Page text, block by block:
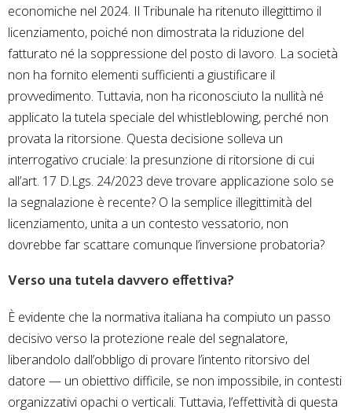
economiche nel 2024. Il Tribunale ha ritenuto illegittimo il
licenziamento, poiché non dimostrata la riduzione del
fatturato né la soppressione del posto di lavoro. La società
non ha fornito elementi sufficienti a giustificare il
provvedimento. Tuttavia, non ha riconosciuto la nullità né
applicato la tutela speciale del whistleblowing, perché non
provata la ritorsione. Questa decisione solleva un
interrogativo cruciale: la presunzione di ritorsione di cui
all’art. 17 D.Lgs. 24/2023 deve trovare applicazione solo se
la segnalazione è recente? O la semplice illegittimità del
licenziamento, unita a un contesto vessatorio, non
dovrebbe far scattare comunque l’inversione probatoria?
Verso una tutela davvero effettiva?
È evidente che la normativa italiana ha compiuto un passo
decisivo verso la protezione reale del segnalatore,
liberandolo dall’obbligo di provare l’intento ritorsivo del
datore — un obiettivo difficile, se non impossibile, in contesti
organizzativi opachi o verticali. Tuttavia, l’effettività di questa